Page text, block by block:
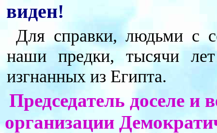
виден!
Для справки, людьми с
наши предки, тысячи
изгнанных из Египта.
Председатель доселе и
организации